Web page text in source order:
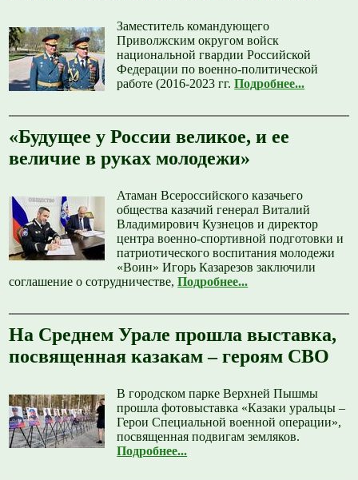
Заместитель командующего
Приволжским округом войск
национальной гвардии Российской
Федерации по военно-политической
работе (2016-2023 гг.Подробнее...
«Будущее у России великое, и ее
величие в руках молодежи»
Атаман Всероссийского казачьего
общества казачий генерал Виталий
Владимирович Кузнецов и директор
центра военно-спортивной подготовки и
патриотического воспитания молодежи
«Воин» Игорь Казарезов заключили
соглашение о сотрудничестве,Подробнее...
На Среднем Урале прошла выставка,
посвященная казакам – героям СВО
В городском парке Верхней Пышмы
прошла фотовыставка «Казаки уральцы –
Герои Специальной военной операции»,
посвященная подвигам земляков.
Подробнее...